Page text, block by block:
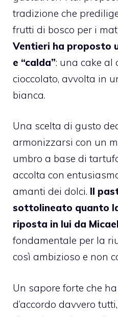
tradizione che
frutti di bosco per i
Ventieri ha proposto
e “calda”: una cake al
cioccolato, avvolta in
bianca.
Una scelta di gusto
armonizzarsi con un
umbro a base di
accolta con
amanti dei dolci. Il
sottolineato quanto
riposta in lui da
fondamentale per la
così ambizioso e non
Un sapore forte che
d’accordo davvero